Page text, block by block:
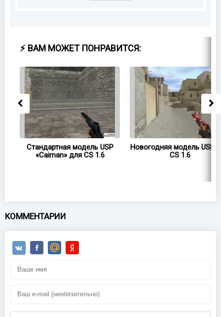
⚡ ВАМ МОЖЕТ ПОНРАВИТСЯ:
Стандартная модель USP
«Caiman» для CS 1.6
Новогодняя модель USP
CS 1.6
КОММЕНТАРИИ